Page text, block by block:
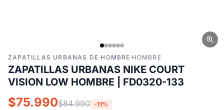
ZAPATILLAS URBANAS DE HOMBRE ·HOMBRE
ZAPATILLAS URBANAS NIKE COURT
VISION LOW HOMBRE | FD0320-133
$75.990$84.990 -11%